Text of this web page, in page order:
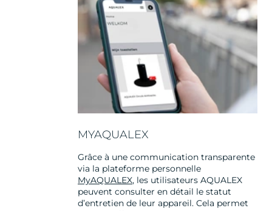
MYAQUALEX
Grâce à une communication transparente
via la plateforme personnelle
MyAQUALEX, les utilisateurs AQUALEX
peuvent consulter en détail le statut
d’entretien de leur appareil. Cela permet